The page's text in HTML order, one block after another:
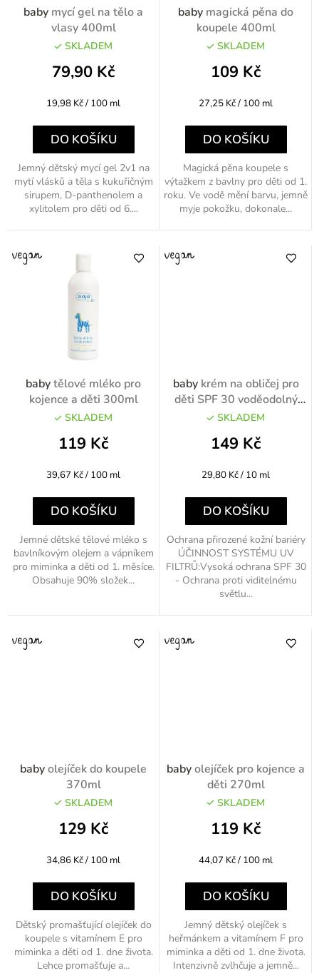
baby mycí gel na tělo a
vlasy 400ml
SKLADEM
79,90 Kč
Měrná
19,98 Kč / 100 ml
DO KOŠÍKU
Jemný dětský mycí gel 2v1 na
mytí vlásků a těla s kukuřičným
sirupem, D-panthenolem a
xylitolem pro děti od 6....
baby magická pěna do
koupele 400ml
SKLADEM
109 Kč
Měrná
27,25 Kč / 100 ml
DO KOŠÍKU
Magická pěna koupele s
výtažkem z bavlny pro děti od 1.
roku. Ve vodě mění barvu, jemně
myje pokožku, dokonale...
babytělové mléko pro
kojence a děti 300ml
SKLADEM
119 Kč
Měrná
39,67 Kč / 100 ml
DO KOŠÍKU
Jemné dětské tělové mléko s
bavlníkovým olejem a vápníkem
pro miminka a děti od 1. měsíce.
Obsahuje 90% složek...
baby krém na obličej pro
děti SPF 30 voděodolný
50ml
SKLADEM
149 Kč
Měrná
29,80 Kč / 10 ml
DO KOŠÍKU
Ochrana přirozené kožní bariéry
ÚČINNOST SYSTÉMU UV
FILTRŮ:Vysoká ochrana SPF 30
- Ochrana proti viditelnému
světlu...
babyolejíček do koupele
370ml
SKLADEM
129 Kč
Měrná
34,86 Kč / 100 ml
DO KOŠÍKU
Dětský promašťující olejíček do
koupele s vitamínem E pro
miminka a děti od 1. dne života.
Lehce promašťuje a...
babyolejíček pro kojence a
děti 270ml
SKLADEM
119 Kč
Měrná
44,07 Kč / 100 ml
DO KOŠÍKU
Jemný dětský olejíček s
heřmánkem a vitamínem F pro
miminka a děti od 1. dne života.
Intenzivně zvlhčuje a jemně...